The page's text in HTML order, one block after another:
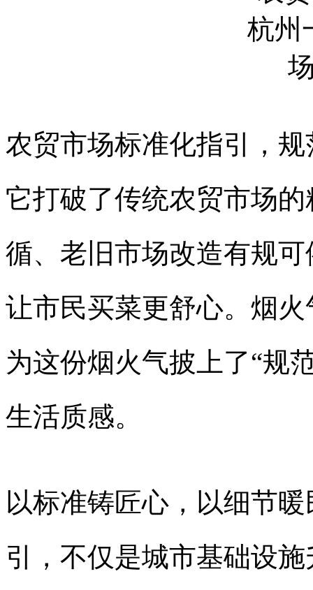
农贸市场标准化指引，
它打破了传统农贸市场
循、老旧市场改造有规
让市民买菜更舒心。烟
为这份烟火气披上了“规
生活质感。
以标准铸匠心，以细节
引，不仅是城市基础设